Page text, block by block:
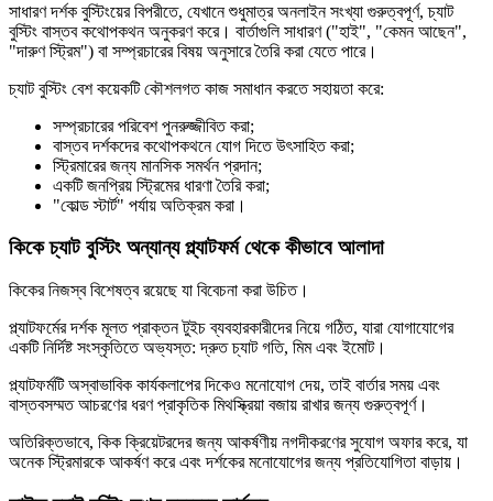
সাধারণ দর্শক বুস্টিংয়ের বিপরীতে, যেখানে শুধুমাত্র অনলাইন সংখ্যা গুরুত্বপূর্ণ, চ্যাট
বুস্টিং বাস্তব কথোপকথন অনুকরণ করে। বার্তাগুলি সাধারণ ("হাই", "কেমন আছেন",
"দারুণ স্ট্রিম") বা সম্প্রচারের বিষয় অনুসারে তৈরি করা যেতে পারে।
চ্যাট বুস্টিং বেশ কয়েকটি কৌশলগত কাজ সমাধান করতে সহায়তা করে:
সম্প্রচারের পরিবেশ পুনরুজ্জীবিত করা;
বাস্তব দর্শকদের কথোপকথনে যোগ দিতে উৎসাহিত করা;
স্ট্রিমারের জন্য মানসিক সমর্থন প্রদান;
একটি জনপ্রিয় স্ট্রিমের ধারণা তৈরি করা;
"কোল্ড স্টার্ট" পর্যায় অতিক্রম করা।
কিকে চ্যাট বুস্টিং অন্যান্য প্ল্যাটফর্ম থেকে কীভাবে আলাদা
কিকের নিজস্ব বিশেষত্ব রয়েছে যা বিবেচনা করা উচিত।
প্ল্যাটফর্মের দর্শক মূলত প্রাক্তন টুইচ ব্যবহারকারীদের নিয়ে গঠিত, যারা যোগাযোগের
একটি নির্দিষ্ট সংস্কৃতিতে অভ্যস্ত: দ্রুত চ্যাট গতি, মিম এবং ইমোট।
প্ল্যাটফর্মটি অস্বাভাবিক কার্যকলাপের দিকেও মনোযোগ দেয়, তাই বার্তার সময় এবং
বাস্তবসম্মত আচরণের ধরণ প্রাকৃতিক মিথস্ক্রিয়া বজায় রাখার জন্য গুরুত্বপূর্ণ।
অতিরিক্তভাবে, কিক ক্রিয়েটরদের জন্য আকর্ষণীয় নগদীকরণের সুযোগ অফার করে, যা
অনেক স্ট্রিমারকে আকর্ষণ করে এবং দর্শকের মনোযোগের জন্য প্রতিযোগিতা বাড়ায়।